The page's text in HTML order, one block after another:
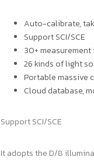
Auto-calibrate,
Support SCI/SCE
30+
26 kinds of light
Portable massive
Cloud database,
Support SCI/SCE
It adopts the D/8